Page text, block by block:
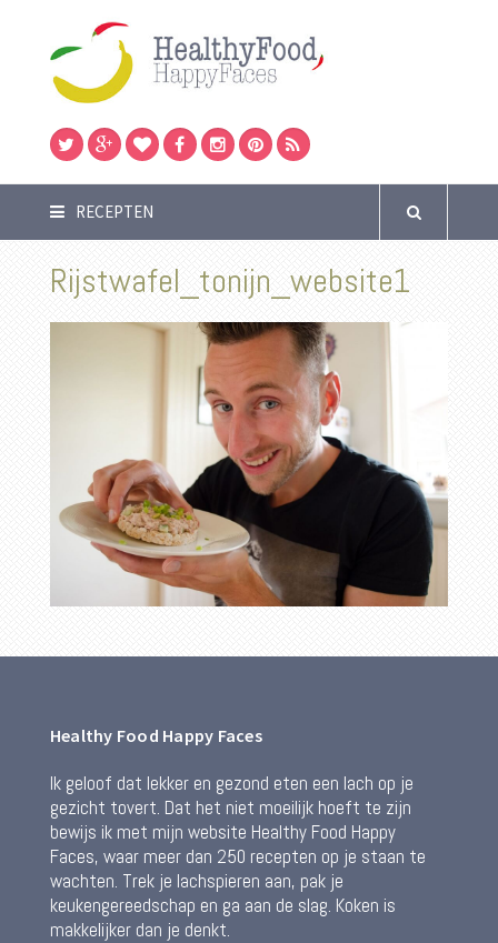
RECEPTEN
Rijstwafel_tonijn_website1
Healthy Food Happy Faces
Ik geloof dat lekker en gezond eten een lach op je
gezicht tovert. Dat het niet moeilijk hoeft te zijn
bewijs ik met mijn website Healthy Food Happy
Faces, waar meer dan 250 recepten op je staan te
wachten. Trek je lachspieren aan, pak je
keukengereedschap en ga aan de slag. Koken is
makkelijker dan je denkt.